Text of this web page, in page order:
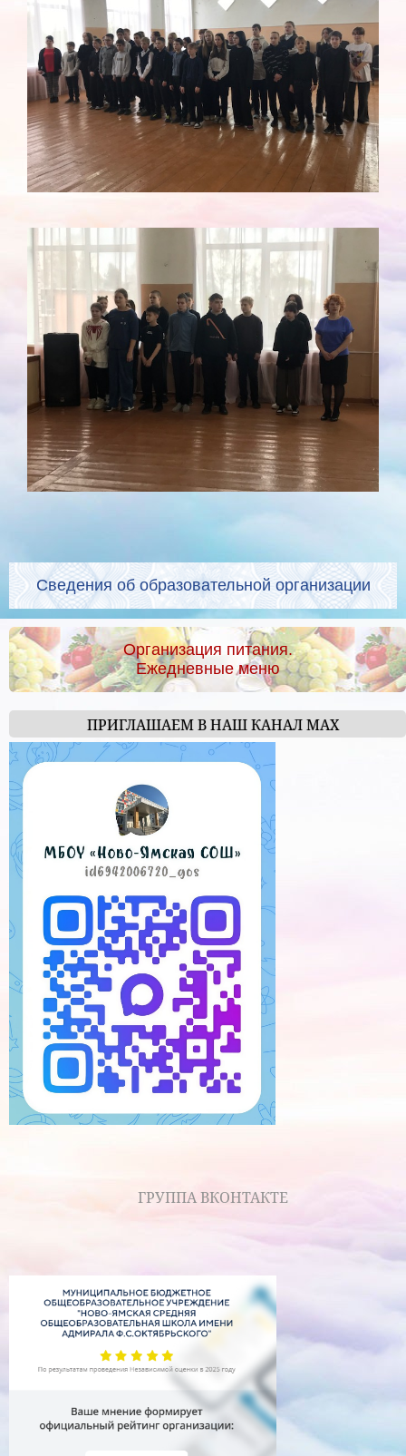
Сведения об образовательной организации
Организация питания.
Ежедневные меню
ПРИГЛАШАЕМ В НАШ КАНАЛ МАХ
ГРУППА ВКОНТАКТЕ